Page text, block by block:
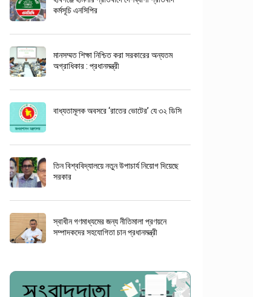
কর্মসূচি এনসিপির
মানসম্মত শিক্ষা নিশ্চিত করা সরকারের অন্যতম
অগ্রাধিকার : প্রধানমন্ত্রী
বাধ্যতামূলক অবসরে ‘রাতের ভোটের’ যে ৩২ ডিসি
তিন বিশ্ববিদ্যালয়ে নতুন উপাচার্য নিয়োগ দিয়েছে
সরকার
স্বাধীন গণমাধ্যমের জন্য নীতিমালা প্রণয়নে
সম্পাদকদের সহযোগিতা চান প্রধানমন্ত্রী